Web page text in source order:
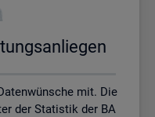
mit. Die
der Statistik der BA